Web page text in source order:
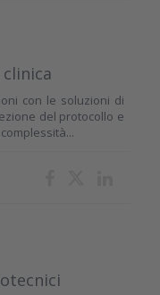
con le soluzioni di
del protocollo e